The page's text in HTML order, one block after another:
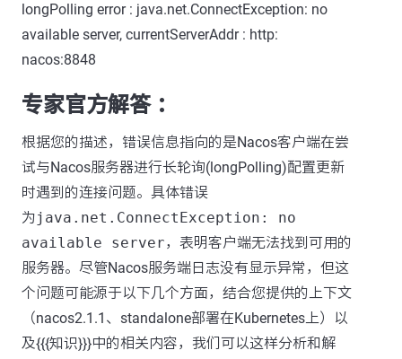
longPolling error : java.net.ConnectException: no
available server, currentServerAddr : http:
nacos:8848
专家官方解答 ：
根据您的描述，错误信息指向的是Nacos客户端在尝
试与Nacos服务器进行长轮询(longPolling)配置更新
时遇到的连接问题。具体错误
为java.net.ConnectException: no
available server，表明客户端无法找到可用的
服务器。尽管Nacos服务端日志没有显示异常，但这
个问题可能源于以下几个方面，结合您提供的上下文
（nacos2.1.1、standalone部署在Kubernetes上）以
及{{{知识}}}中的相关内容，我们可以这样分析和解